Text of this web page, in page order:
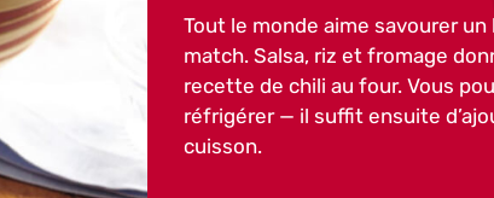
Tout le monde aime savourer
match. Salsa, riz et fromage
recette de chili au four. Vous
réfrigérer — il suffit ensuite
cuisson.